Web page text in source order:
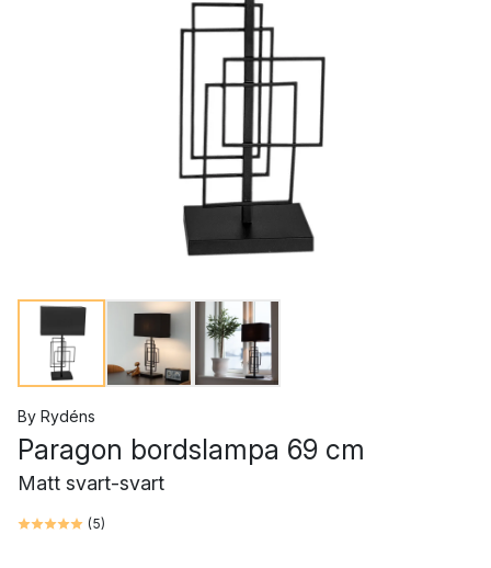
By Rydéns
Paragon bordslampa 69 cm
Matt svart-svart
(5)